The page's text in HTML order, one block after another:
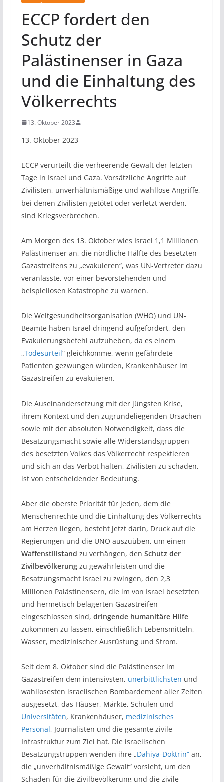
ECCP fordert den
Schutz der
Palästinenser in Gaza
und die Einhaltung des
Völkerrechts
13. Oktober 2023
13. Oktober 2023
ECCP verurteilt die verheerende Gewalt der letzten
Tage in Israel und Gaza. Vorsätzliche Angriffe auf
Zivilisten, unverhältnismäßige und wahllose Angriffe,
bei denen Zivilisten getötet oder verletzt werden,
sind Kriegsverbrechen.
Am Morgen des 13. Oktober wies Israel 1,1 Millionen
Palästinenser an, die nördliche Hälfte des besetzten
Gazastreifens zu „evakuieren“, was UN-Vertreter dazu
veranlasste, vor einer bevorstehenden und
beispiellosen Katastrophe zu warnen.
Die Weltgesundheitsorganisation (WHO) und UN-
Beamte haben Israel dringend aufgefordert, den
Evakuierungsbefehl aufzuheben, da es einem
„Todesurteil“ gleichkomme, wenn gefährdete
Patienten gezwungen würden, Krankenhäuser im
Gazastreifen zu evakuieren.
Die Auseinandersetzung mit der jüngsten Krise,
ihrem Kontext und den zugrundeliegenden Ursachen
sowie mit der absoluten Notwendigkeit, dass die
Besatzungsmacht sowie alle Widerstandsgruppen
des besetzten Volkes das Völkerrecht respektieren
und sich an das Verbot halten, Zivilisten zu schaden,
ist von entscheidender Bedeutung.
Aber die oberste Priorität für jeden, dem die
Menschenrechte und die Einhaltung des Völkerrechts
am Herzen liegen, besteht jetzt darin, Druck auf die
Regierungen und die UNO auszuüben, um einen
Waffenstillstand zu verhängen, den Schutz der
Zivilbevölkerungzu gewährleisten und die
Besatzungsmacht Israel zu zwingen, den 2,3
Millionen Palästinensern, die im von Israel besetzten
und hermetisch belagerten Gazastreifen
eingeschlossen sind, dringende humanitäre Hilfe
zukommen zu lassen, einschließlich Lebensmitteln,
Wasser, medizinischer Ausrüstung und Strom.
Seit dem 8. Oktober sind die Palästinenser im
Gazastreifen dem intensivsten, unerbittlichsten und
wahllosesten israelischen Bombardement aller Zeiten
ausgesetzt, das Häuser, Märkte, Schulen und
Universitäten, Krankenhäuser, medizinisches
Personal, Journalisten und die gesamte zivile
Infrastruktur zum Ziel hat. Die israelischen
Besatzungstruppen wenden ihre „Dahiya-Doktrin“an,
die „unverhältnismäßige Gewalt“ vorsieht, um den
Schaden für die Zivilbevölkerung und die zivile